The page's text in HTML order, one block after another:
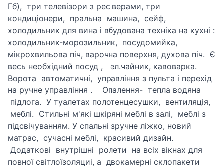
Гб), три телевізори з ресіверами, три
кондиціонери, пральна машина, сейф,
холодильник для вина і вбудована техніка на кухні :
холодильник-морозильник, посудомийка,
мікрохвильова піч, варочна поверхня, духова піч. Є
весь необхідний посуд , ел.чайник, кавоварка.
Ворота автоматичні, управління з пульта і перехід
на ручне управління . Опалення- тепла водяна
підлога. У туалетах полотенцесушки, вентиляція,
меблі. Стильні м'які шкіряні меблі в залі, меблі з
підсвічуванням. У спальні зручне ліжко, новий
матрас, сучасні меблі, красивий дизайн.
Додаткові внутрішні ролети на всіх вікнах для
повної світлоїзоляциі, а двокамерні склопакети